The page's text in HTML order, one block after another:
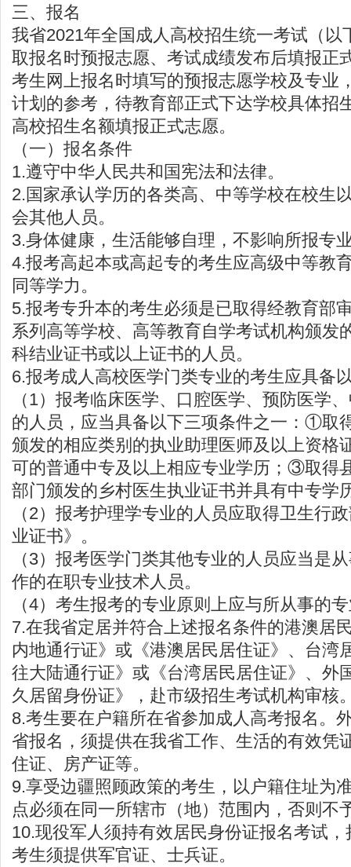
三、报名
我省2021年全国成人高校招生统一考试（以
取报名时预报志愿、考试成绩发布后填报正
考生网上报名时填写的预报志愿学校及专业
计划的参考，待教育部正式下达学校具体招
高校招生名额填报正式志愿。
（一）报名条件
1.遵守中华人民共和国宪法和法律。
2.国家承认学历的各类高、中等学校在校生
会其他人员。
3.身体健康，生活能够自理，不影响所报专
4.报考高起本或高起专的考生应高级中等教
同等学力。
5.报考专升本的考生必须是已取得经教育部
系列高等学校、高等教育自学考试机构颁发
科结业证书或以上证书的人员。
6.报考成人高校医学门类专业的考生应具备
（1）报考临床医学、口腔医学、预防医学
的人员，应当具备以下三项条件之一：①取
颁发的相应类别的执业助理医师及以上资
可的普通中专及以上相应专业学历；③取得
部门颁发的乡村医生执业证书并具有中专学
（2）报考护理学专业的人员应取得卫生行
业证书》。
（3）报考医学门类其他专业的人员应当是
作的在职专业技术人员。
（4）考生报考的专业原则上应与所从事的
7.在我省定居并符合上述报名条件的港澳居
内地通行证》或《港澳居民居住证》、台湾
往大陆通行证》或《台湾居民居住证》、外
久居留身份证》，赴市级招生考试机构审核
8.考生要在户籍所在省参加成人高考报名。
省报名，须提供在我省工作、生活的有效凭
住证、房产证等。
9.享受边疆照顾政策的考生，以户籍住址为
点必须在同一所辖市（地）范围内，否则不
10.现役军人须持有效居民身份证报名考试
考生须提供军官证、士兵证。